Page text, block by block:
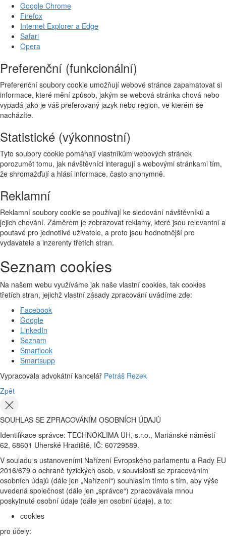
Google Chrome
Firefox
Internet Explorer a Edge
Safari
Opera
Preferenční (funkcionální)
Preferenční soubory cookie umožňují webové stránce zapamatovat si
informace, které mění způsob, jakým se webová stránka chová nebo
vypadá jako je váš preferovaný jazyk nebo region, ve kterém se
nacházíte.
Statistické (výkonnostní)
Tyto soubory cookie pomáhají vlastníkům webových stránek
porozumět tomu, jak návštěvníci interagují s webovými stránkami tím,
že shromažďují a hlásí informace, často anonymně.
Reklamní
Reklamní soubory cookie se používají ke sledování návštěvníků a
jejich chování. Záměrem je zobrazovat reklamy, které jsou relevantní a
poutavé pro jednotlivé uživatele, a proto jsou hodnotnější pro
vydavatele a inzerenty třetích stran.
Seznam cookies
Na našem webu využíváme jak naše vlastní cookies, tak cookies
třetích stran, jejichž vlastní zásady zpracování uvádíme zde:
Facebook
Google
LinkedIn
Seznam
Smartlook
Smartsupp
Vypracovala advokátní kancelář Petráš Rezek
Zpět
SOUHLAS SE ZPRACOVÁNÍM OSOBNÍCH ÚDAJŮ
Identifikace správce: TECHNOKLIMA UH, s.r.o., Mariánské náměstí
62, 68601 Uherské Hradiště, IČ: 60729589.
V souladu s ustanoveními Nařízení Evropského parlamentu a Rady EU
2016/679 o ochraně fyzických osob, v souvislosti se zpracováním
osobních údajů (dále jen „Nařízení“) souhlasím tímto s tím, aby výše
uvedená společnost (dále jen „správce“) zpracovávala mnou
poskytnuté osobní údaje (dále jen osobní údaje), a to:
cookies
pro účely: